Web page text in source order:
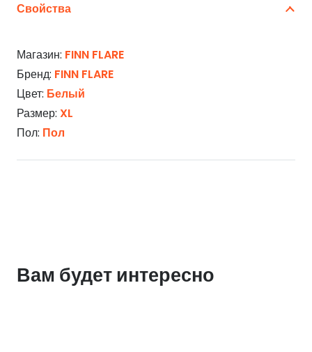
Свойства
Магазин: FINN FLARE
Бренд: FINN FLARE
Цвет: Белый
Размер: XL
Пол: Пол
Вам будет интересно